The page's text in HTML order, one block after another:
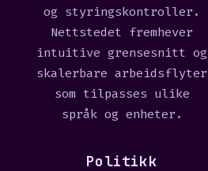
og styringskontroller.
Nettstedet fremhever
intuitive grensesnitt og
skalerbare arbeidsflyter
som tilpasses ulike
språk og enheter.
Politikk